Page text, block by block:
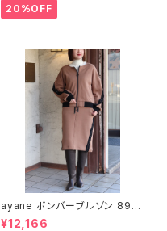
20%OFF
ayane ボンバーブルゾン 8961
03
¥12,166